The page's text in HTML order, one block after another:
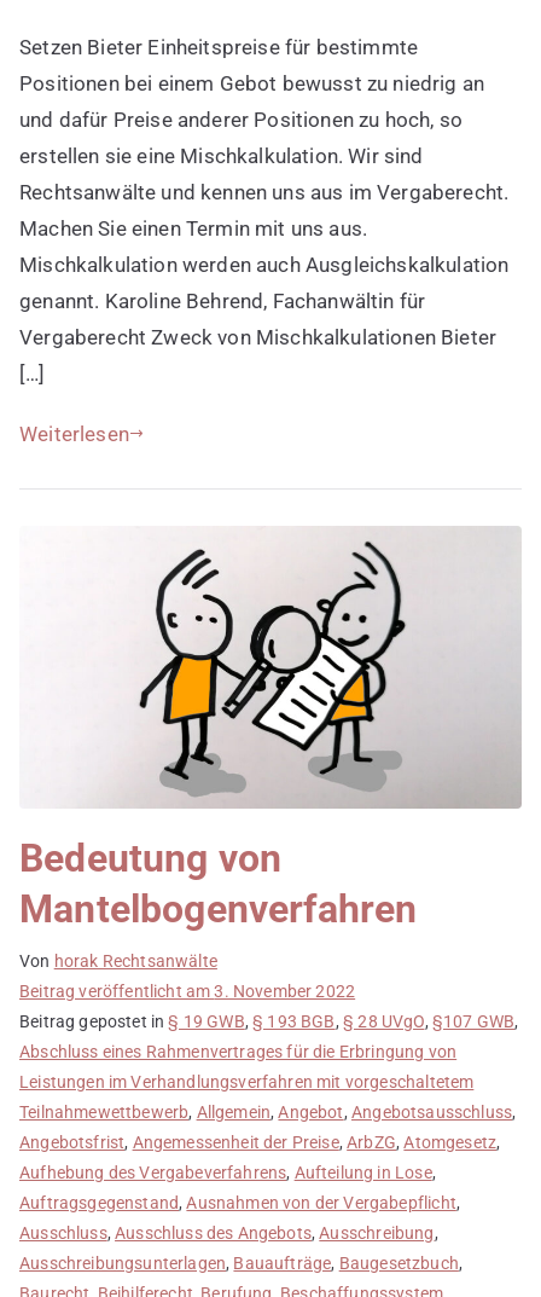
erstellen
Setzen Bieter Einheitspreise für bestimmte
Positionen bei einem Gebot bewusst zu niedrig an
und dafür Preise anderer Positionen zu hoch, so
erstellen sie eine Mischkalkulation. Wir sind
Rechtsanwälte und kennen uns aus im Vergaberecht.
Machen Sie einen Termin mit uns aus.
Mischkalkulation werden auch Ausgleichskalkulation
genannt. Karoline Behrend, Fachanwältin für
Vergaberecht Zweck von Mischkalkulationen Bieter
[…]
Weiterlesen
Bedeutung von
Mantelbogenverfahren
Von horak Rechtsanwälte
Beitrag veröffentlicht am3. November 2022
Beitrag gepostet in§ 19 GWB,§ 193 BGB, § 28 UVgO, §107 GWB,
Abschluss eines Rahmenvertrages für die Erbringung von
Leistungen im Verhandlungsverfahren mit vorgeschaltetem
Teilnahmewettbewerb, Allgemein,Angebot, Angebotsausschluss,
Angebotsfrist, Angemessenheit der Preise,ArbZG,Atomgesetz,
Aufhebung des Vergabeverfahrens, Aufteilung in Lose,
Auftragsgegenstand,Ausnahmen von der Vergabepflicht,
Ausschluss,Ausschluss des Angebots,Ausschreibung,
Ausschreibungsunterlagen, Bauaufträge, Baugesetzbuch,
Baurecht Beihilferecht Berufung Beschaffungssystem